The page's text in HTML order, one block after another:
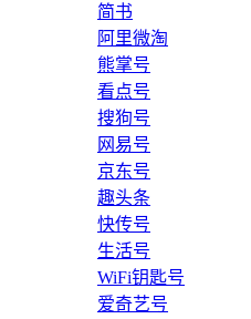
简书
阿里微淘
熊掌号
看点号
搜狗号
网易号
京东号
趣头条
快传号
生活号
WiFi钥匙号
爱奇艺号